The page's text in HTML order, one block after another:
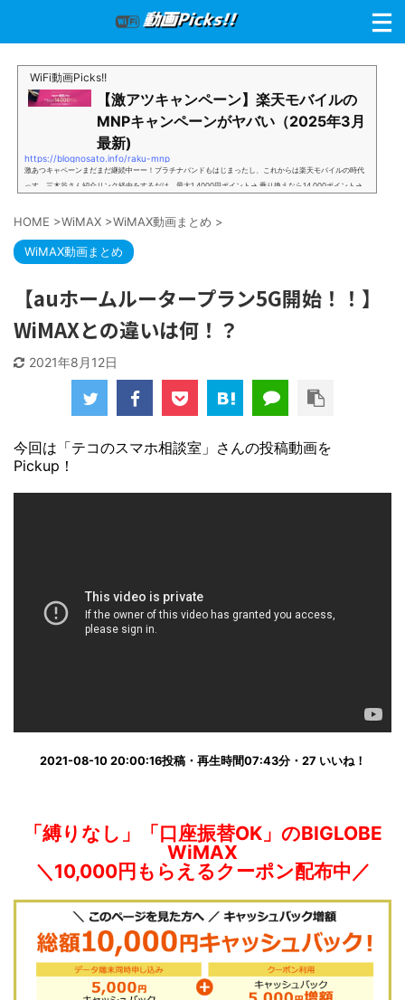
WiFi動画Picks!!
【激アツキャンペーン】楽天モバイルの
MNPキャンペーンがヤバい（2025年3月
最新)
https://blognosato.info/raku-mnp
激あつキャペーンまだまだ継続中ーー！プラチナバンドもはじまったし、これからは楽天モバイルの時代
っす。三木谷さん紹介リンク経由をするだけ。最大1,4000円ポイント→ 乗り換えなら14,000ポイント→
谷さんキャンペーン／2回線目以降でもOK再契約でもでもOK背水の陣の楽天モバイル。ついに「最後の賭
別招待ページから楽天モバイ...
HOME >WiMAX >WiMAX動画まとめ >
WiMAX動画まとめ
【auホームルータープラン5G開始！！】
WiMAXとの違いは何！？
2021年8月12日
今回は「テコのスマホ相談室」さんの投稿動画を
Pickup！
2021-08-10 20:00:16投稿・再生時間07:43分・27 いいね！
「縛りなし」「口座振替OK」のBIGLOBE
WiMAX
＼10,000円もらえるクーポン配布中／